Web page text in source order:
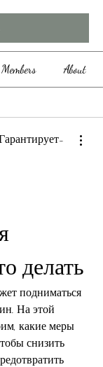
Members About
делать
подниматься
На этой
какие меры
снизить